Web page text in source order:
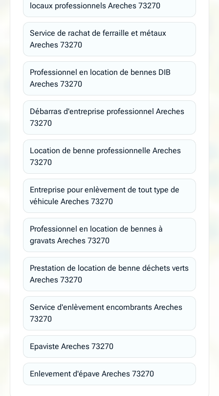
locaux professionnels Areches 73270
Service de rachat de ferraille et métaux
Areches 73270
Professionnel en location de bennes DIB
Areches 73270
Débarras d'entreprise professionnel Areches
73270
Location de benne professionnelle Areches
73270
Entreprise pour enlèvement de tout type de
véhicule Areches 73270
Professionnel en location de bennes à
gravats Areches 73270
Prestation de location de benne déchets verts
Areches 73270
Service d'enlèvement encombrants Areches
73270
Epaviste Areches 73270
Enlevement d'épave Areches 73270